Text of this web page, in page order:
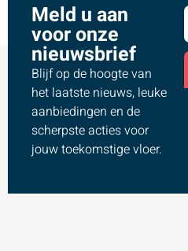
Meld u aan
voor onze
nieuwsbrief
Blijf op de hoogte van
het laatste nieuws, leuke
aanbiedingen en de
scherpste acties voor
jouw toekomstige vloer.